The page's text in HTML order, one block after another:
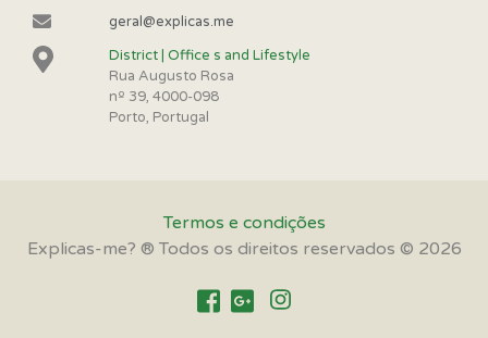
geral@explicas.me
District | Office s and Lifestyle
Rua Augusto Rosa
nº 39, 4000-098
Porto, Portugal
Termos e condições
Explicas-me? ® Todos os direitos reservados © 2026